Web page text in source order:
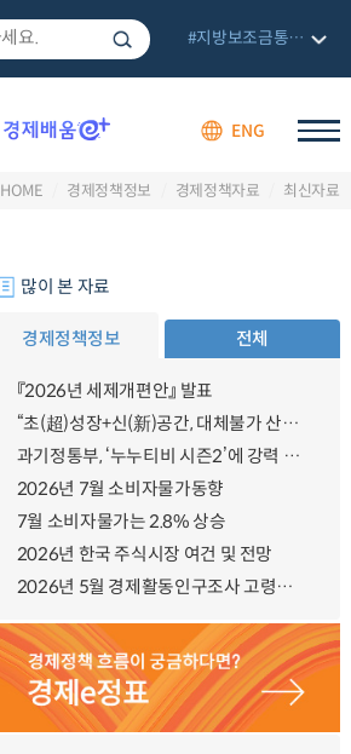
ENG
#지방보조금통합관리망
HOME 경제정책정보 경제정책자료 최신자료
많이 본 자료
경제정책정보 전체
『2026년 세제개편안』 발표
“초(超)성장+신(新)공간, 대체불가 산업강국”
과기정통부, ‘누누티비 시즌2’에 강력 대응 의지 밝혀
2026년 7월 소비자물가동향
7월 소비자물가는 2.8% 상승
2026년 한국 주식시장 여건 및 전망
2026년 5월 경제활동인구조사 고령층 부가조사 결과